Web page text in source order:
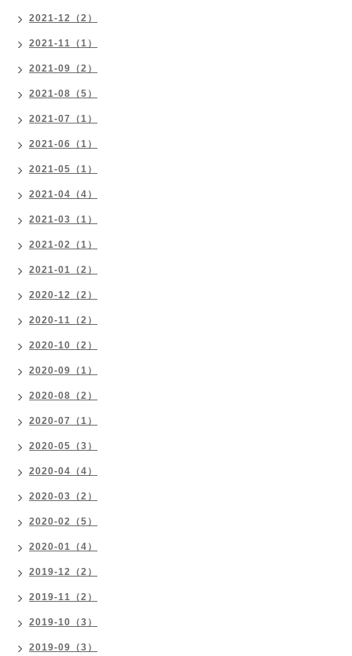
2021-12（2）
2021-11（1）
2021-09（2）
2021-08（5）
2021-07（1）
2021-06（1）
2021-05（1）
2021-04（4）
2021-03（1）
2021-02（1）
2021-01（2）
2020-12（2）
2020-11（2）
2020-10（2）
2020-09（1）
2020-08（2）
2020-07（1）
2020-05（3）
2020-04（4）
2020-03（2）
2020-02（5）
2020-01（4）
2019-12（2）
2019-11（2）
2019-10（3）
2019-09（3）